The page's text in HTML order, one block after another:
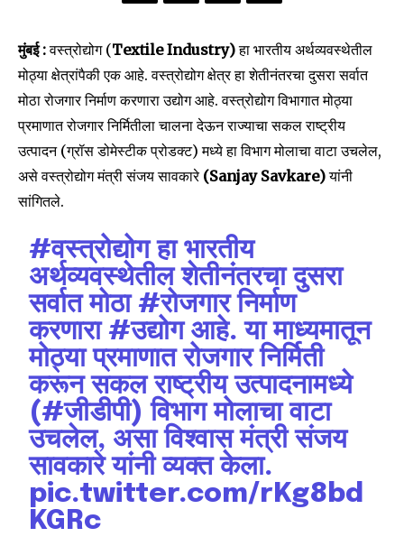
मुंबई :वस्त्रोद्योग (Textile Industry)हा भारतीय अर्थव्यवस्थेतील
मोठ्या क्षेत्रांपैकी एक आहे. वस्त्रोद्योग क्षेत्र हा शेतीनंतरचा दुसरा सर्वात
मोठा रोजगार निर्माण करणारा उद्योग आहे. वस्त्रोद्योग विभागात मोठ्या
प्रमाणात रोजगार निर्मितीला चालना देऊन राज्याचा सकल राष्ट्रीय
उत्पादन (ग्रॉस डोमेस्टीक प्रोडक्ट) मध्ये हा विभाग मोलाचा वाटा उचलेल,
असे वस्त्रोद्योग मंत्री संजय सावकारे (Sanjay Savkare)यांनी
सांगितले.
#वस्त्रोद्योगहा भारतीय
अर्थव्यवस्थेतील शेतीनंतरचा दुसरा
सर्वात मोठा#रोजगारनिर्माण
करणारा#उद्योगआहे. या माध्यमातून
मोठ्या प्रमाणात रोजगार निर्मिती
करून सकल राष्ट्रीय उत्पादनामध्ये
(#जीडीपी) विभाग मोलाचा वाटा
उचलेल, असा विश्वास मंत्री संजय
सावकारे यांनी व्यक्त केला.
pic.twitter.com/rKg8bd
KGRc